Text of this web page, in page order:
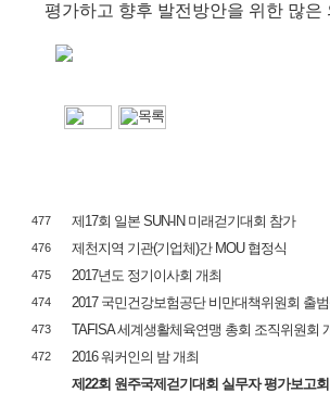
평가하고 향후 발전방안을 위한 많은
477 제17회 일본 SUN-IN 미래걷기대회 참가
476 제천지역 기관(기업체)간 MOU 협정식
475 2017년도 정기이사회 개최
474 2017 국민건강보험공단 비만대책위원회 출
473 TAFISA 세계생활체육연맹 총회 조직위원회
472 2016 워커인의 밤 개최
제22회 원주국제걷기대회 실무자 평가보고회